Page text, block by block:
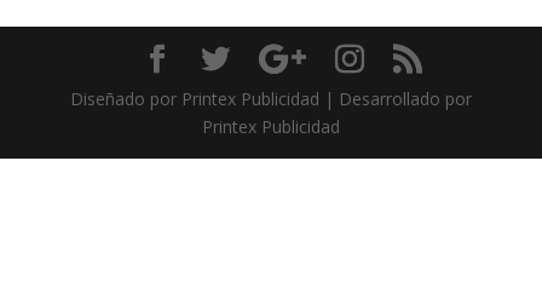
Diseñado por Printex Publicidad | Desarrollado por
Printex Publicidad